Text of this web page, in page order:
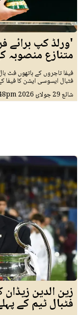
متنازع منصوبہ
فیفا تاجروں کے ہاتھوں فٹ
فٹبال ایسوسی ایشن کا فیفا
شائع29 جولائ 2026
زین الدین
فٹبال ٹیم کے